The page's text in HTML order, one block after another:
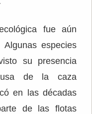
fue aún
especies
su presencia
de la caza
en las décadas
de las flotas